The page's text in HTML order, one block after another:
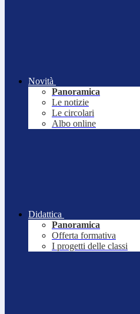
Novità
Panoramica
Le notizie
Le circolari
Albo online
Didattica
Panoramica
Offerta formativa
I progetti delle classi